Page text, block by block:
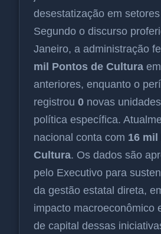
desestatização em
Segundo o discurso
Janeiro, a administração
mil Pontos de Cultura
anteriores, enquanto o
registrou 0 novas
política específica.
nacional conta com 16
Cultura. Os dados são
pelo Executivo para
da gestão estatal direta,
impacto macroeconômico
de capital dessas